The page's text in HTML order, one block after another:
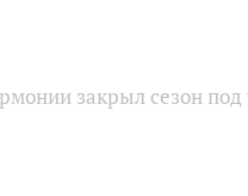
закрыл сезон